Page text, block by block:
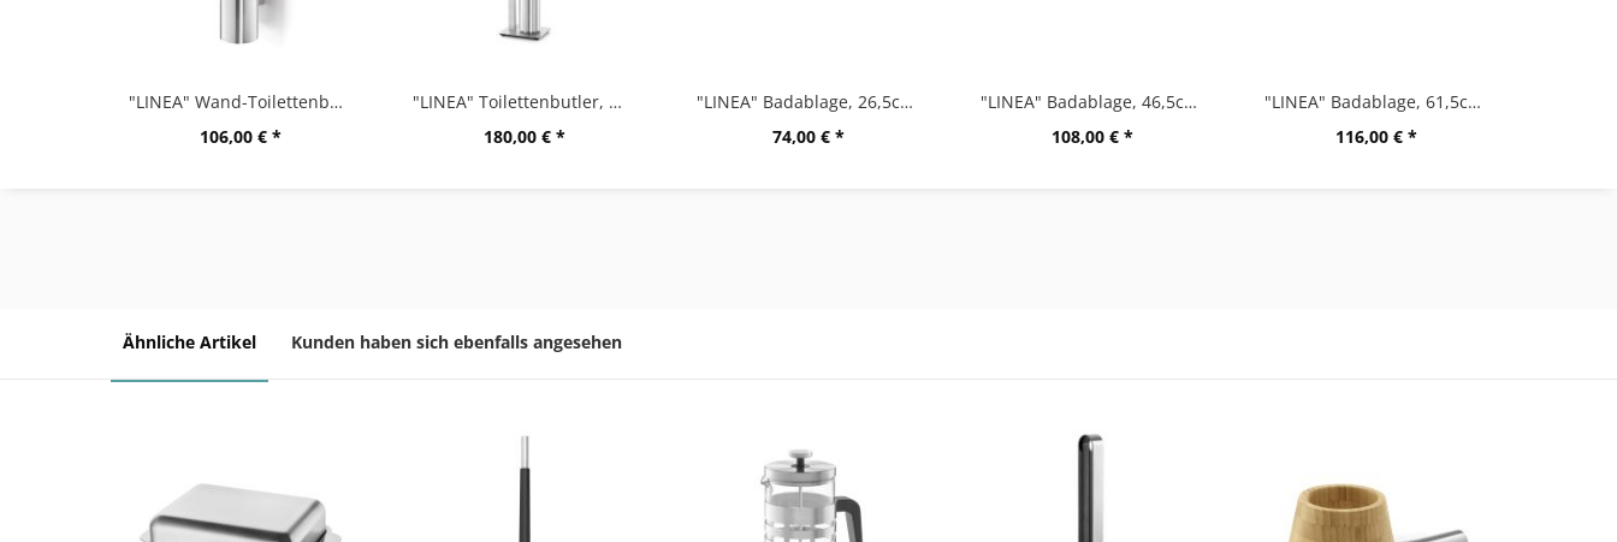
"LINEA" Wand-Toilettenbürste, matt gebürstet
106,00 € *
"LINEA" Toilettenbutler, matt gebürstet
180,00 € *
"LINEA" Badablage, 26,5cm, M
74,00 € *
"LINEA" Badablage, 46,5cm, matt gebürstet
108,00 € *
"LINEA" Badablage, 61,5cm, M
116,00 € *
Ähnliche Artikel Kunden haben sich ebenfalls angesehen